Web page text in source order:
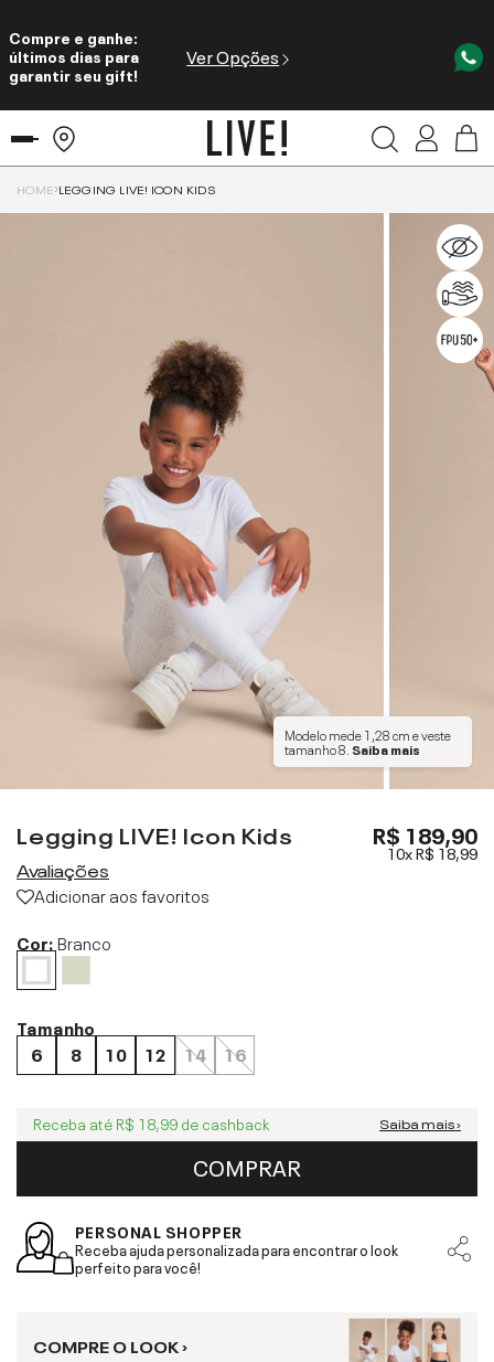
Compre e ganhe:
últimos dias para
garantir seu gift!
Ver Opções
HOME LEGGING LIVE! ICON KIDS
Modelo mede1,28 cme veste
tamanho8 Saiba mais
Legging LIVE! Icon Kids
Avaliações
Adicionar aos favoritos
R$ 189,90
10xR$ 18,99
Cor:Branco
Tamanho
6
8 10 12 14 16
Receba até R$ 18,99 de cashback Saiba mais ›
COMPRAR
PERSONAL SHOPPER
Receba ajuda personalizada para encontrar o look
perfeito para você!
COMPRE O LOOK ›